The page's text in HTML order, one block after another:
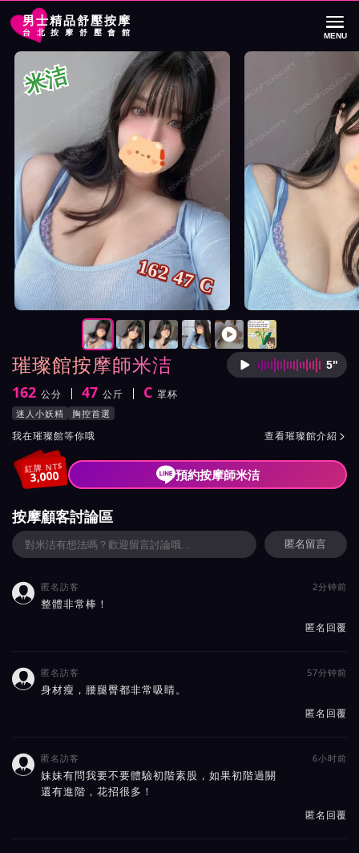
男士精品舒壓按摩
台北按摩舒壓會館 MENU
首頁 璀璨館按摩師米洁詳細介紹
璀璨館按摩師米洁 按摩師
5"
身高
162 公分
體重 47 公斤
罩杯 C 罩杯
按摩師米洁服務風格與特色
迷人小妖精 胸控首選
按摩師米洁所屬按摩會館介紹與班表
我在璀璨館等你哦 查看璀璨館介紹 
紅牌 NT$
3,000 預約按摩師米洁
璀璨館按摩師米洁照片展示與影片介紹
米洁
162 47 C
按摩師米洁照片展示與影片介紹及客戶評價截屏展示
按摩顧客討論區
匿名留言
 匿名訪客 2分钟前
整體非常棒！
匿名回覆
 匿名訪客 57分钟前
身材瘦，腰腿臀都非常吸睛。
匿名回覆
 匿名訪客 6小时前
妹妹有問我要不要體驗初階素股，如果初階過關
還有進階，花招很多！
匿名回覆